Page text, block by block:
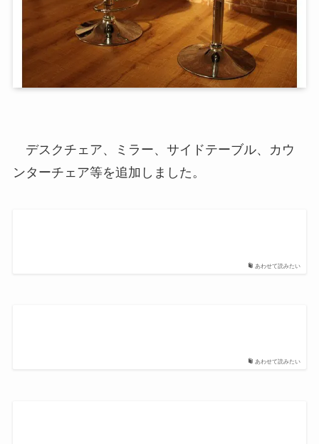
デスクチェア、ミラー、サイドテーブル、カウ
ンターチェア等を追加しました。
あわせて読みたい
あわせて読みたい